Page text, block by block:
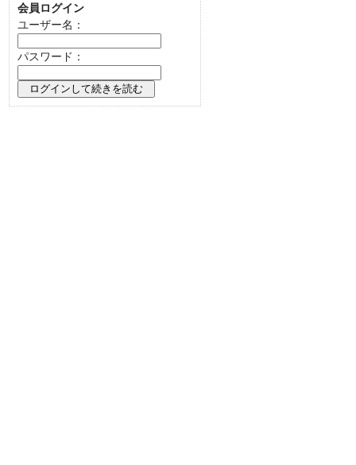
会員ログイン
ユーザー名：
パスワード：